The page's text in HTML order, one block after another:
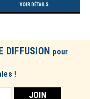
VOIR DÉTAILS
DIFFUSION pour
!